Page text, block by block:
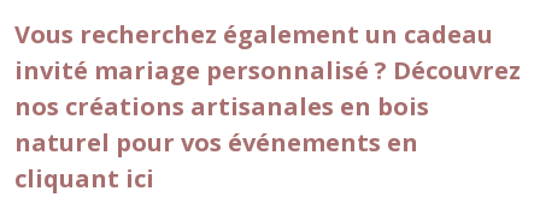
Vous recherchez également un cadeau
invité mariage personnalisé ? Découvrez
nos créations artisanales en bois
naturel pour vos événements en
cliquant ici